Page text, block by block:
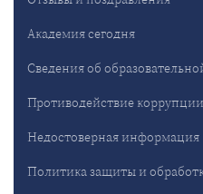
Академия сегодня
Сведения об
Противодействие коррупции
Недостоверная информация
Политика защиты и